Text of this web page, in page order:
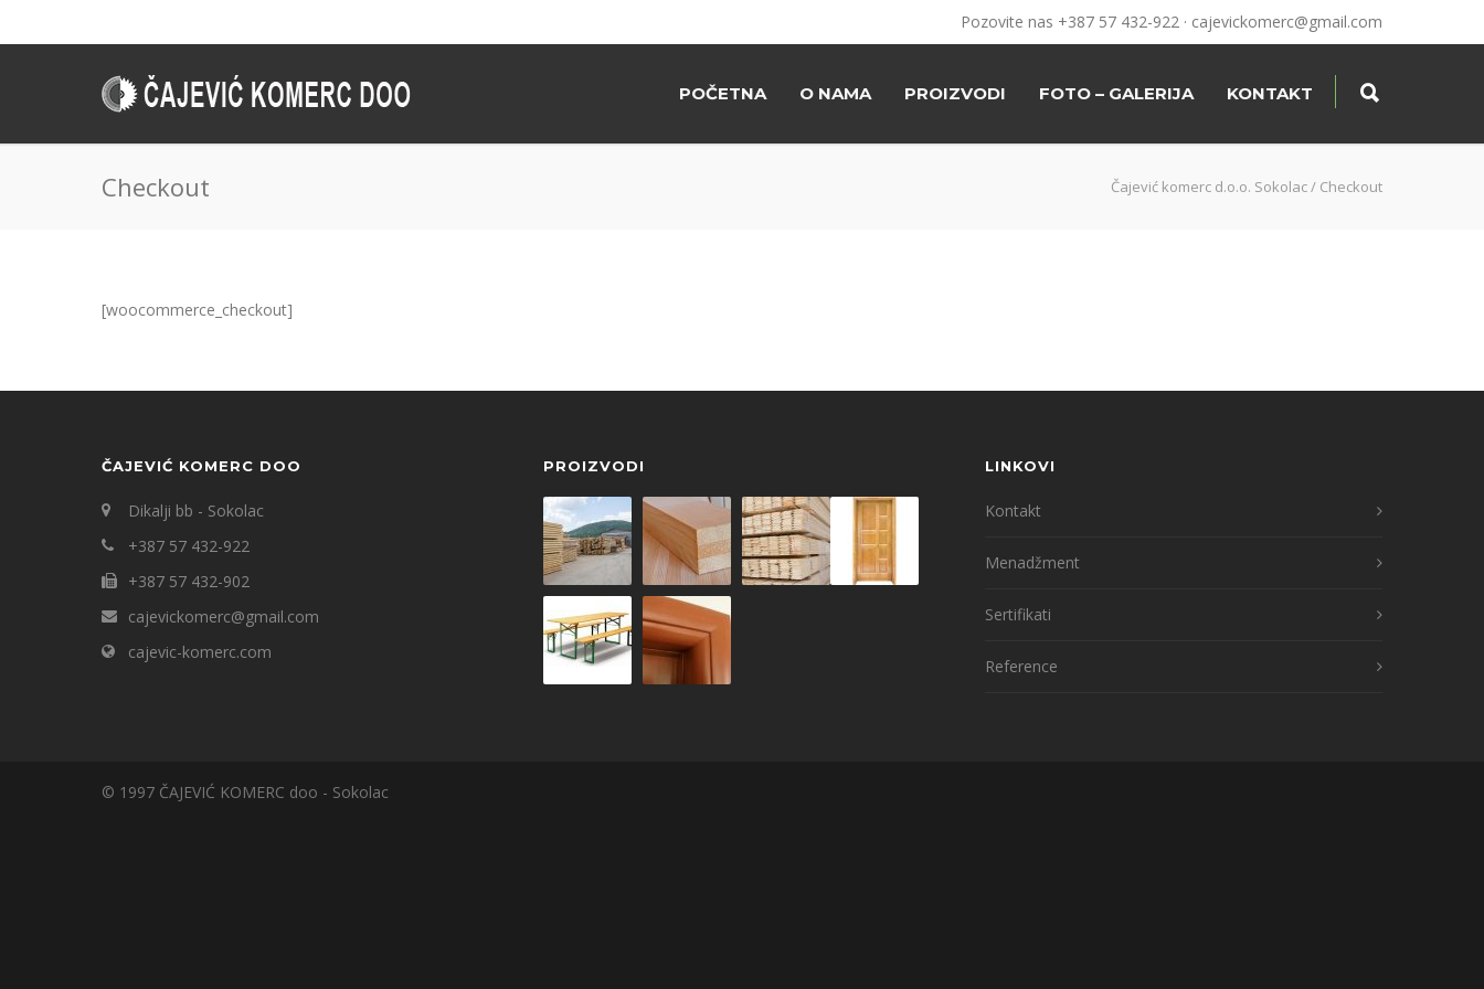
Pozovite nas +387 57 432-922 · cajevickomerc@gmail.com
POČETNA O NAMA PROIZVODI FOTO – GALERIJA KONTAKT
Checkout Čajević komerc d.o.o. Sokolac/ Checkout
[woocommerce_checkout]
ČAJEVIĆ KOMERC DOO
Dikalji bb - Sokolac
+387 57 432-922
+387 57 432-902
cajevickomerc@gmail.com
cajevic-komerc.com
PROIZVODI LINKOVI
Kontakt
Menadžment
Sertifikati
Reference
© 1997 ČAJEVIĆ KOMERC doo - Sokolac